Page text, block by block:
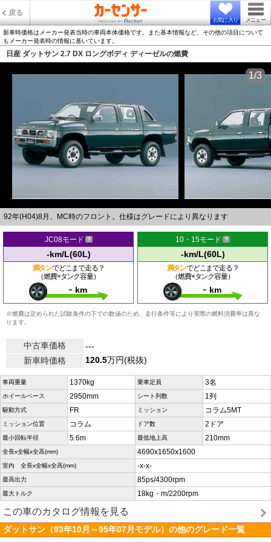
戻る
お気に入り メニュー
新車時価格はメーカー発表当時の車両本体価格です。また基本情報など、その他の項目について
もメーカー発表時の情報に基いています。
日産 ダットサン 2.7 DX ロングボディ ディーゼルの燃費
92年(H04)8月、MC時のフロント。仕様はグレードにより異なります
1/3
JC08モード
-km/L(60L)
満タンでどこまで走る？
（燃費×タンク容量）
- km
10・15モード
-km/L(60L)
満タンでどこまで走る？
（燃費×タンク容量）
- km
※燃費は定められた試験条件の下での数値のため、走行条件等により実際の燃料消費率は異な
ります。
中古車価格
---
新車時価格
120.5万円(税抜)
車両重量 1370kg 乗車定員 3名
ホイールベース 2950mm シート列数 1列
駆動方式 FR ミッション コラム5MT
ミッション位置 コラム ドア数 2ドア
最小回転半径 5.6m 最低地上高 210mm
全長x全幅x全高(mm) 4690x1650x1600
室内 全長x全幅x全高(mm) -x-x-
最高出力 85ps/4300rpm
最大トルク 18kg・m/2200rpm
この車のカタログ情報を見る
ダットサン（93年10月～95年07月モデル）の他のグレード一覧